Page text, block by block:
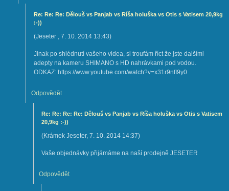
Re: Re: Re: Dělouš vs Panjab vs Ríša holuška vs Otis s Vatisem 20,9kg
:-))
(Jeseter , 7. 10. 2014 13:43)
Jinak po shlédnutí vašeho videa, si troufám říct že jste dalšími
adepty na kameru SHIMANO s HD nahrávkami pod vodou.
ODKAZ: https://www.youtube.com/watch?v=x31r9nfI9y0
Odpovědět
Re: Re: Re: Re: Dělouš vs Panjab vs Ríša holuška vs Otis s Vatisem
20,9kg :-))
(Krámek Jeseter, 7. 10. 2014 14:37)
Vaše objednávky přijámáme na naší prodejně JESETER
Odpovědět